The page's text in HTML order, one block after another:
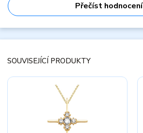
Přečíst hodnocení
SOUVISEJÍCÍ PRODUKTY